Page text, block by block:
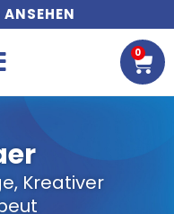
0
Kreativer